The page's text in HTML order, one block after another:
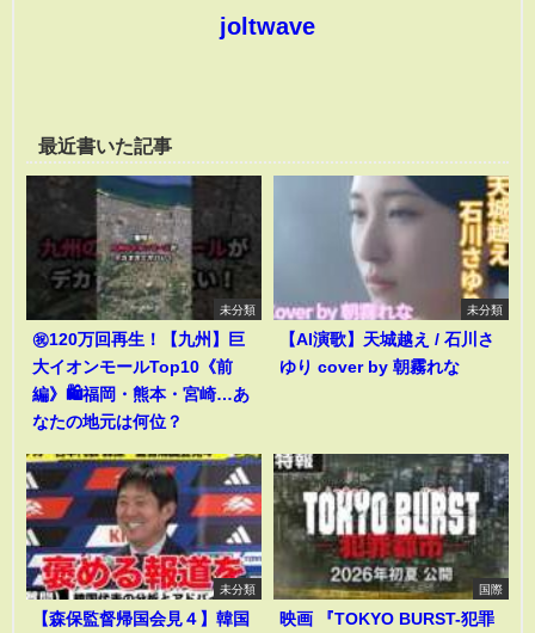
joltwave
最近書いた記事
未分類
㊗️120万回再生！【九州】巨
大イオンモールTop10《前
編》🛍️福岡・熊本・宮崎…あ
なたの地元は何位？
未分類
【AI演歌】天城越え / 石川さ
ゆり cover by 朝霧れな
未分類
【森保監督帰国会見４】韓国
国際
映画 『TOKYO BURST-犯罪